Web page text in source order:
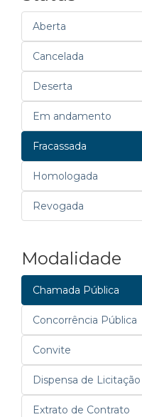
Aberta
Cancelada
Deserta
Em andamento
Fracassada
Homologada
Revogada
Modalidade
Chamada Pública
Concorrência Pública
Convite
Dispensa de Licitação
Extrato de Contrato